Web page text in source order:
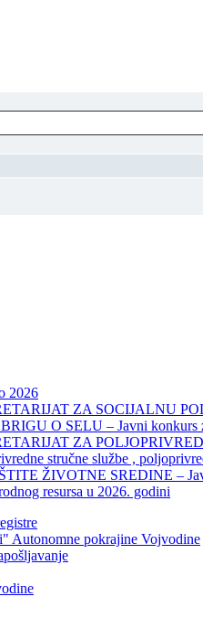
2026
ZA SOCIJALNU
O SELU – Javni konkurs
ZA
stručne službe ,
ŽIVOTNE SREDINE –
resursa u 2026. godini
Autonomne pokrajine Vojvodine